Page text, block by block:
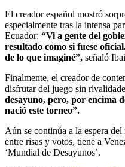
El creador español mostró
especialmente tras la intensa
Ecuador: “Vi a gente del
resultado como si fuese
de lo que imaginé”, señaló
Finalmente, el creador de
disfrutar del juego sin
desayuno, pero, por encima
nació este torneo”.
Aún se continúa a la espera
entre risas y votos, tiene a
‘Mundial de Desayunos’.